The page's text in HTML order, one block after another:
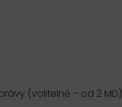
(volitelně – od 2 MD)